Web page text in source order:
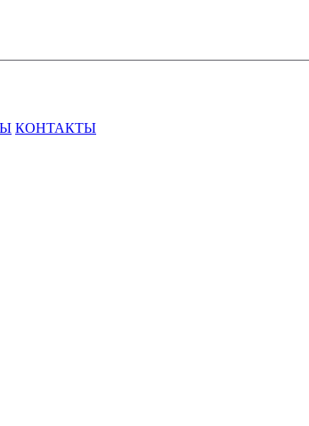
КОНТАКТЫ